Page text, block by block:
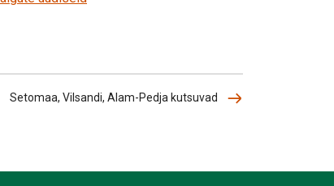
Setomaa, Vilsandi, Alam-Pedja kutsuvad